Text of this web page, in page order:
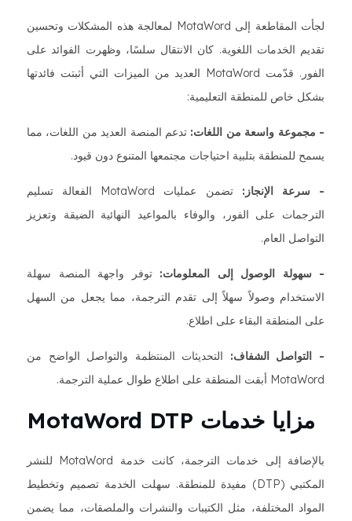
لجأت المقاطعة إلى MotaWord لمعالجة هذه المشكلات وتحسين
تقديم الخدمات اللغوية. كان الانتقال سلسًا، وظهرت الفوائد على
الفور. قدّمت MotaWord العديد من الميزات التي أثبتت فائدتها
بشكل خاص للمنطقة التعليمية:
- مجموعة واسعة من اللغات:تدعم المنصة العديد من اللغات، مما
يسمح للمنطقة بتلبية احتياجات مجتمعها المتنوع دون قيود.
- سرعة الإنجاز:
تضمن عمليات MotaWord الفعالة تسليم
الترجمات على الفور، والوفاء بالمواعيد النهائية الضيقة وتعزيز
التواصل العام.
- سهولة الوصول إلى المعلومات: توفر واجهة المنصة سهلة
الاستخدام وصولاً سهلاً إلى تقدم الترجمة، مما يجعل من السهل
على المنطقة البقاء على اطلاع.
- التواصل الشفاف: التحديثات المنتظمة والتواصل الواضح من
MotaWord أبقت المنطقة على اطلاع طوال عملية الترجمة.
مزايا خدمات MotaWord DTP
بالإضافة إلى خدمات الترجمة، كانت خدمة MotaWord للنشر
المكتبي (DTP) مفيدة للمنطقة. سهلت الخدمة تصميم وتخطيط
المواد المختلفة، مثل الكتيبات والنشرات والملصقات، مما يضمن